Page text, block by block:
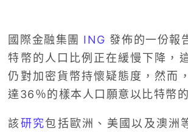
國際金融集團 ING 發佈的一份報
特幣的人口比例正在緩慢下降，
仍對加密貨幣持懷疑態度，然而
達36％的樣本人口願意以比特幣
該研究包括歐洲、美國以及澳洲